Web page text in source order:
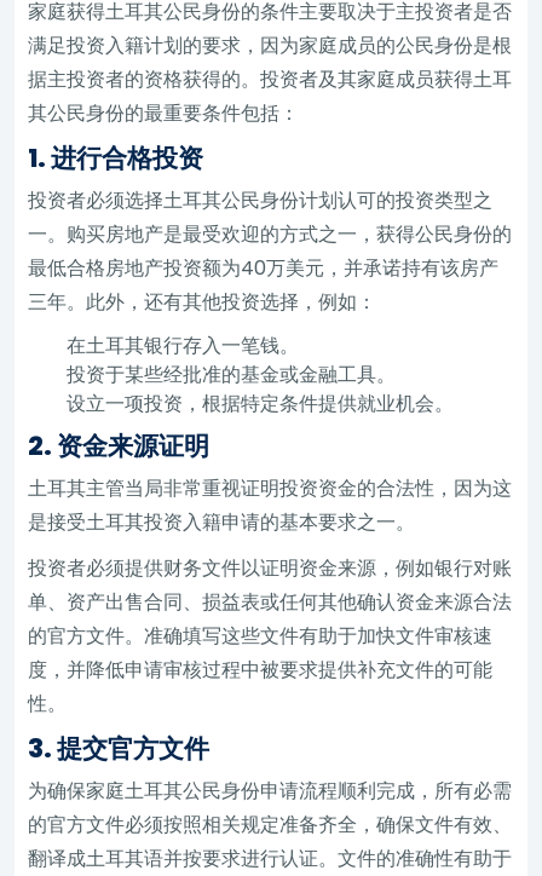
家庭获得土耳其公民身份的条件主要取决于主投资者是否
满足投资入籍计划的要求，因为家庭成员的公民身份是根
据主投资者的资格获得的。投资者及其家庭成员获得土耳
其公民身份的最重要条件包括：
1. 进行合格投资
投资者必须选择土耳其公民身份计划认可的投资类型之
一。购买房地产是最受欢迎的方式之一，获得公民身份的
最低合格房地产投资额为40万美元，并承诺持有该房产
三年。此外，还有其他投资选择，例如：
在土耳其银行存入一笔钱。
投资于某些经批准的基金或金融工具。
设立一项投资，根据特定条件提供就业机会。
2. 资金来源证明
土耳其主管当局非常重视证明投资资金的合法性，因为这
是接受土耳其投资入籍申请的基本要求之一。
投资者必须提供财务文件以证明资金来源，例如银行对账
单、资产出售合同、损益表或任何其他确认资金来源合法
的官方文件。准确填写这些文件有助于加快文件审核速
度，并降低申请审核过程中被要求提供补充文件的可能
性。
3. 提交官方文件
为确保家庭土耳其公民身份申请流程顺利完成，所有必需
的官方文件必须按照相关规定准备齐全，确保文件有效、
翻译成土耳其语并按要求进行认证。文件的准确性有助于